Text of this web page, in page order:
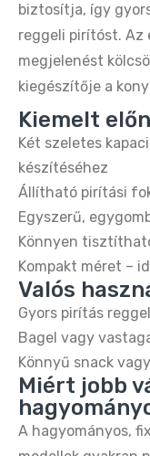
biztosítja, így
reggeli pirítóst. Az
megjelenést
kiegészítője a
Kiemelt
Két szeletes
készítéséhez
Állítható pirítási
Egyszerű,
Könnyen
Kompakt méret –
Valós
Gyors pirítás
Bagel vagy
Könnyű snack
Miért jobb
A hagyományos,